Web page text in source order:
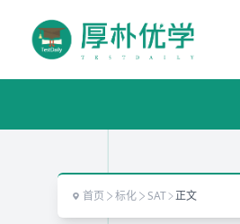
首页 标化 SAT 正文